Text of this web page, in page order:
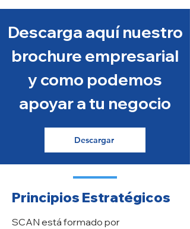
Descarga aquí nuestro
brochure empresarial
y como podemos
apoyar a tu negocio
Descargar
Principios Estratégicos
SCAN está formado por